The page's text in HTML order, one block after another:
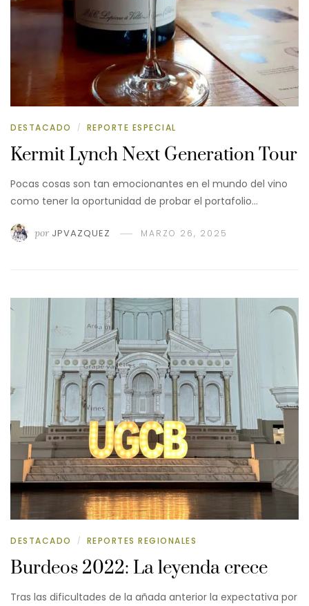
DESTACADO / REPORTE ESPECIAL
Kermit Lynch Next Generation Tour
Pocas cosas son tan emocionantes en el mundo del vino
como tener la oportunidad de probar el portafolio…
por JPVAZQUEZ MARZO 26, 2025
DESTACADO / REPORTES REGIONALES
Burdeos 2022: La leyenda crece
Tras las dificultades de la añada anterior la expectativa por